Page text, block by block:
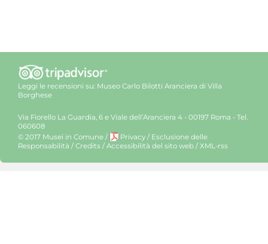
Leggi le recensioni su: Museo Carlo Bilotti Aranciera di Villa
Borghese
Via Fiorello La Guardia, 6 e Viale dell’Aranciera 4 - 00197 Roma - Tel.
060608
© 2017 Musei in Comune / Privacy / Esclusione delle
Responsabilità / Credits / Accessibilità del sito web / XML-rss